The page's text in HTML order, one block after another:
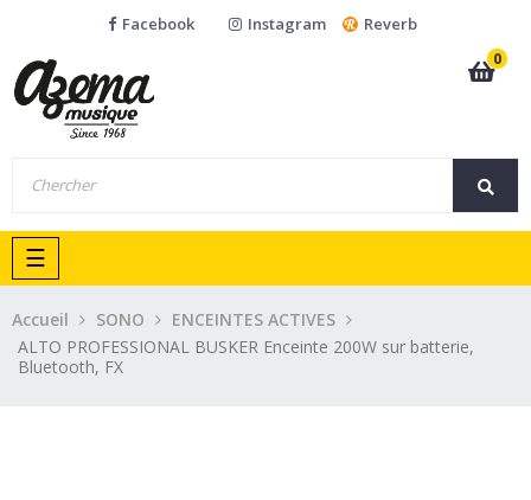
Facebook Instagram
Reverb
0
Basculer
la
navigation
☰
Accueil SONO
ENCEINTES ACTIVES
ALTO PROFESSIONAL BUSKER Enceinte 200W sur batterie,
Bluetooth, FX